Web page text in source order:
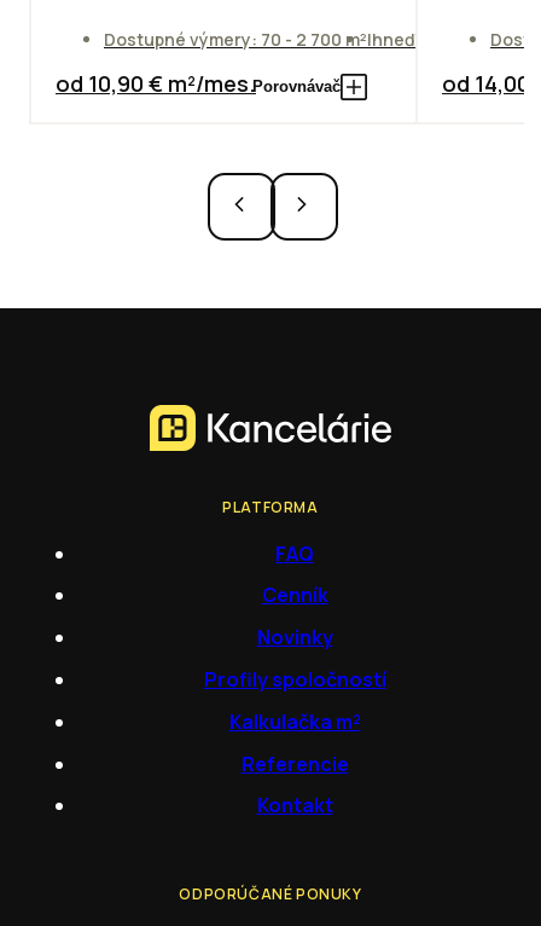
Dostupné výmery: 70 - 2 700 m²Ihneď
od 10,90 € m²/mes.Porovnávač od 14,00
PLATFORMA
FAQ
Cenník
Novinky
Profily spoločností
Kalkulačka m²
Referencie
Kontakt
ODPORÚČANÉ PONUKY